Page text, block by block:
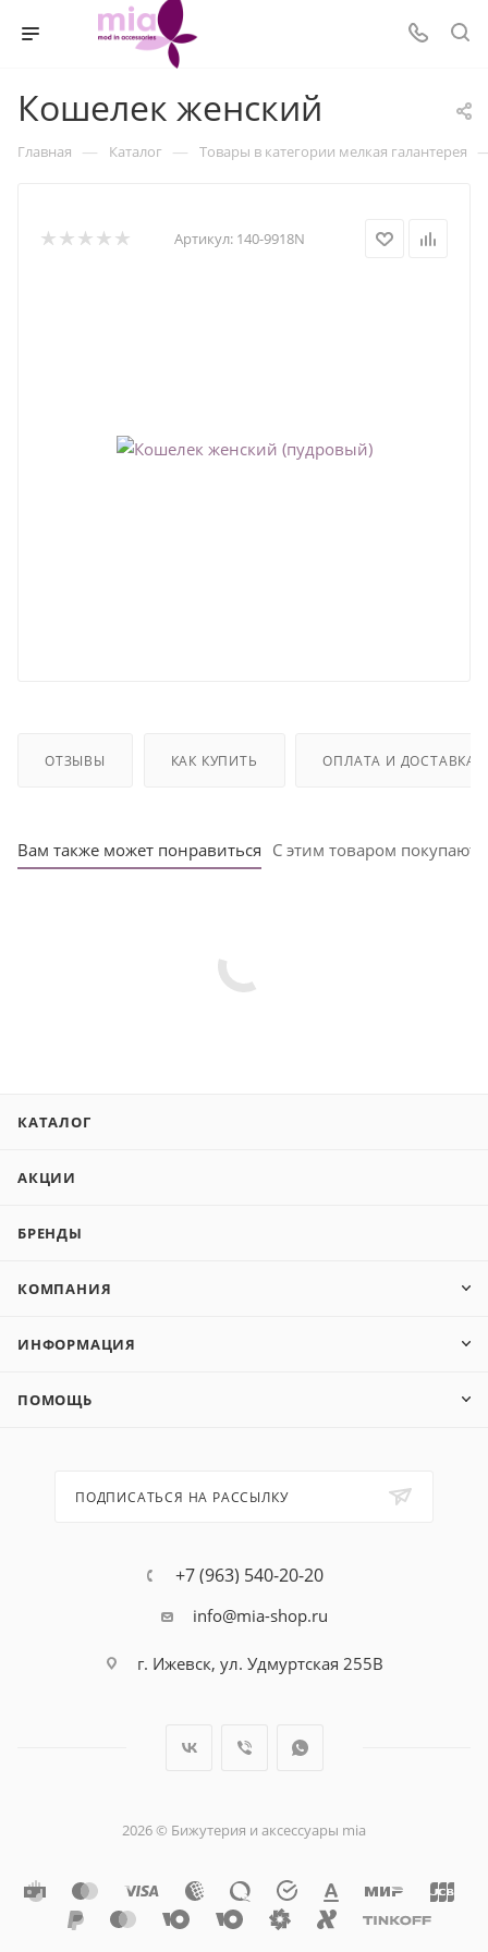
Кошелек женский
Главная — Каталог — Товары в категории мелкая галантерея
Артикул: 140-9918N
ОТЗЫВЫ КАК КУПИТЬ ОПЛАТА И ДОСТАВКА
Вам также может понравиться С этим товаром покупают
КАТАЛОГ
АКЦИИ
БРЕНДЫ
КОМПАНИЯ
ИНФОРМАЦИЯ
ПОМОЩЬ
ПОДПИСАТЬСЯ НА РАССЫЛКУ
+7 (963) 540-20-20
info@mia-shop.ru
г. Ижевск, ул. Удмуртская 255В
2026 © Бижутерия и аксессуары mia